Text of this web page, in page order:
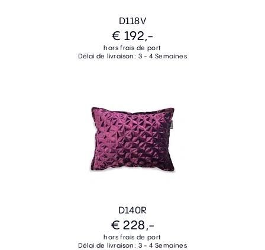
D118V
€ 192,-
hors frais de port
Délai de livraison: 3 - 4 Semaines
D140R
€ 228,-
hors frais de port
Délai de livraison: 3 - 4 Semaines